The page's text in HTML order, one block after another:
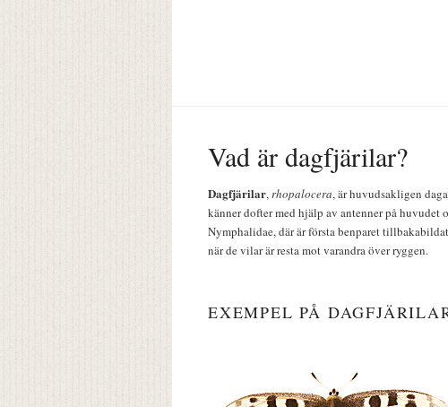
Vad är dagfjärilar?
Dagfjärilar,rhopalocera, är huvudsakligen
känner dofter med hjälp av antenner på huvudet
Nymphalidae, där är första benparet
när de vilar är resta mot varandra över ryggen.
EXEMPEL PÅ